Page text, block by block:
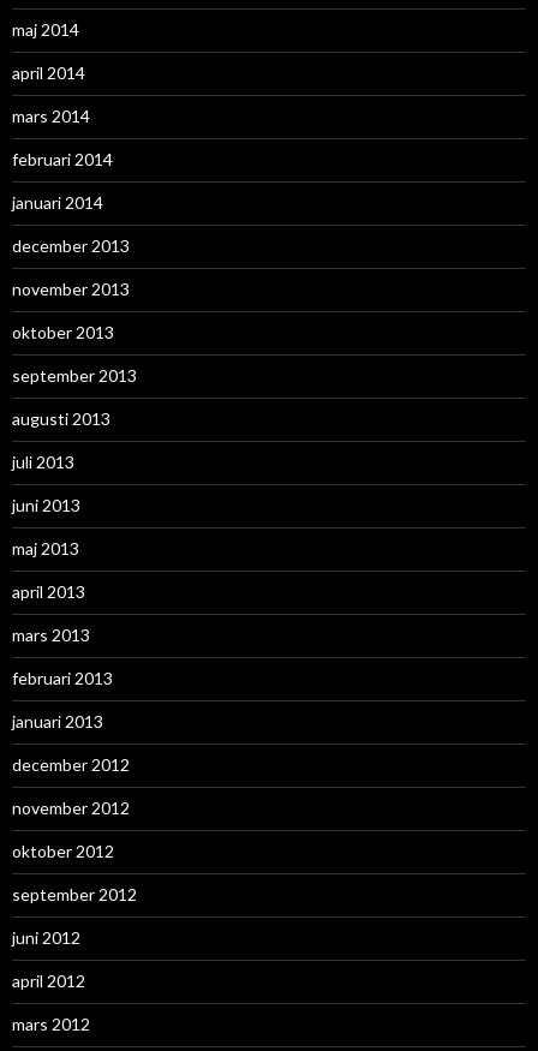
maj 2014
april 2014
mars 2014
februari 2014
januari 2014
december 2013
november 2013
oktober 2013
september 2013
augusti 2013
juli 2013
juni 2013
maj 2013
april 2013
mars 2013
februari 2013
januari 2013
december 2012
november 2012
oktober 2012
september 2012
juni 2012
april 2012
mars 2012